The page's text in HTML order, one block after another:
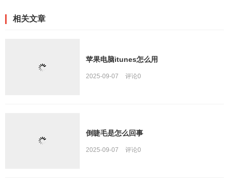
相关文章
苹果电脑itunes怎么用
2025-09-07 评论0
倒睫毛是怎么回事
2025-09-07 评论0